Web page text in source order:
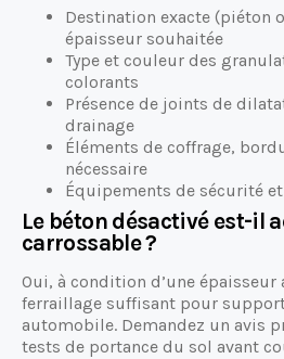
Destination exacte (piéton
épaisseur souhaitée
Type et couleur des
colorants
Présence de joints de
drainage
Éléments de coffrage,
nécessaire
Équipements de sécurité
Le béton désactivé est-il
carrossable ?
Oui, à condition d’une épaisseur
ferraillage suffisant pour
automobile. Demandez un avis
tests de portance du sol avant